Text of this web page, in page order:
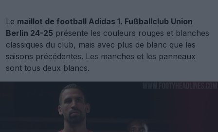
Le maillot de football Adidas 1. Fußballclub Union
Berlin 24-25 présente les couleurs rouges et blanches
classiques du club, mais avec plus de blanc que les
saisons précédentes. Les manches et les panneaux
sont tous deux blancs.